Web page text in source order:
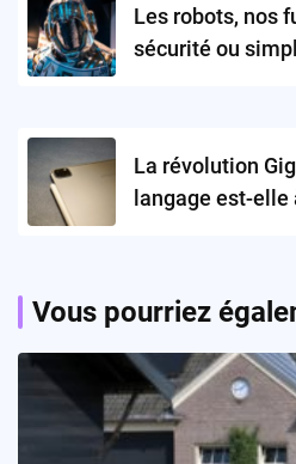
Les robots, nos
sécurité ou
La révolution
langage est-elle
Vous pourriez